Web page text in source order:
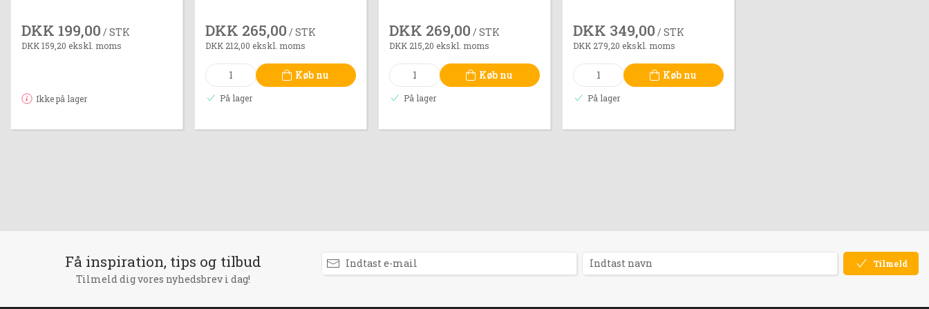
DKK 199,00 / STK
DKK 159,20 ekskl. moms
Ikke på lager
DKK 265,00 / STK
DKK 212,00 ekskl. moms
Køb nu
På lager
DKK 269,00 / STK
DKK 215,20 ekskl. moms
Køb nu
På lager
DKK 349,00 / STK
DKK 279,20 ekskl. moms
Køb nu
På lager
Få inspiration, tips og tilbud
Tilmeld dig vores nyhedsbrev i dag!
Tilmeld